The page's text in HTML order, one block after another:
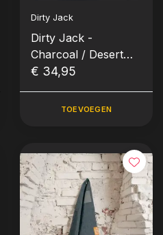
Dirty Jack
Dirty Jack -
Charcoal / Desert
Sand
€ 34,95
TOEVOEGEN